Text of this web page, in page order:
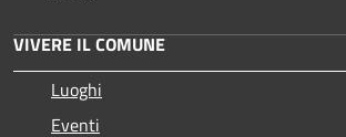
VIVERE IL COMUNE
Luoghi
Eventi